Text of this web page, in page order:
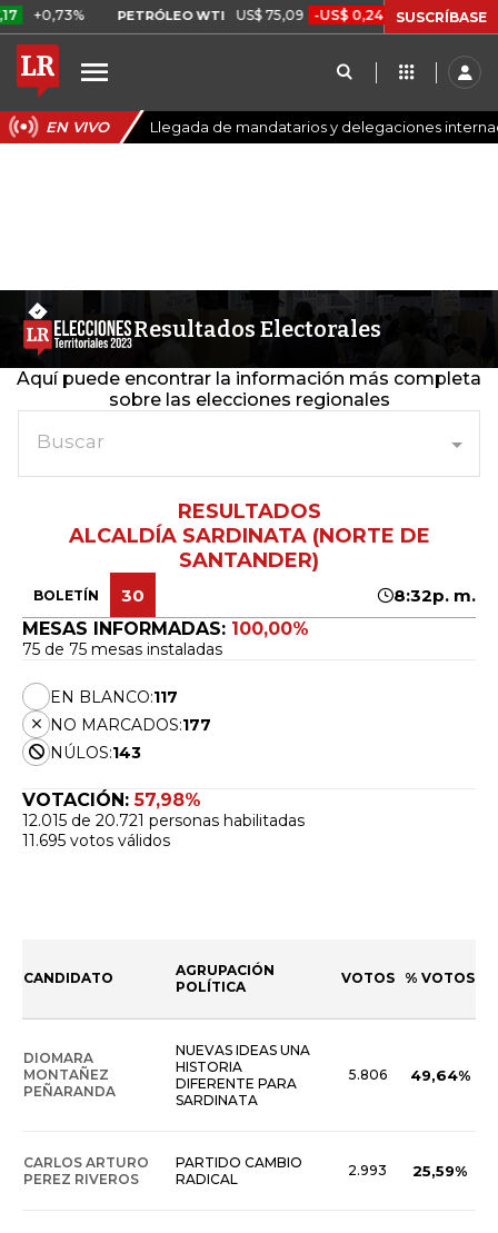
+0,73% PETRÓLEO WTI US$ 75,09 -US$ 0,24 -0,32%
SUSCRÍBASE
EN VIVO Llegada de mandatarios y delegaciones
Resultados Electorales
Aquí puede encontrar la información más completa
sobre las elecciones regionales
Buscar
RESULTADOS
ALCALDÍA SARDINATA (NORTE DE
SANTANDER)
BOLETÍN 30
8:32p. m.
MESAS INFORMADAS: 100,00%
75 de 75 mesas instaladas
EN BLANCO:117
NO MARCADOS:177
NÚLOS:143
VOTACIÓN:57,98%
12.015 de 20.721 personas habilitadas
11.695 votos válidos
CANDIDATO
AGRUPACIÓN
POLÍTICA
VOTOS % VOTOS
DIOMARA
MONTAÑEZ
PEÑARANDA
NUEVAS IDEAS UNA
HISTORIA
DIFERENTE PARA
SARDINATA
5.806 49,64%
CARLOS ARTURO
PEREZ RIVEROS
PARTIDO CAMBIO
RADICAL
2.993 25,59%